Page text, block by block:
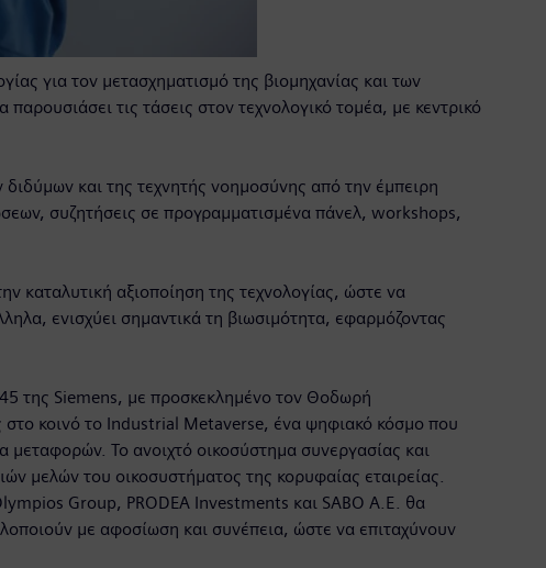
για τον μετασχηματισμό της βιομηχανίας και των
τις τάσεις στον τεχνολογικό τομέα, με κεντρικό
και της τεχνητής νοημοσύνης από την έμπειρη
συζητήσεις σε προγραμματισμένα πάνελ, workshops,
καταλυτική αξιοποίηση της τεχνολογίας, ώστε να
ενισχύει σημαντικά τη βιωσιμότητα, εφαρμόζοντας
της Siemens, με προσκεκλημένο τον Θοδωρή
κοινό το Industrial Metaverse, ένα ψηφιακό κόσμο που
μεταφορών. Το ανοιχτό οικοσύστημα συνεργασίας και
μελών του οικοσυστήματος της κορυφαίας εταιρείας.
Group, PRODEA Investments και SABO Α.Ε. θα
με αφοσίωση και συνέπεια, ώστε να επιταχύνουν